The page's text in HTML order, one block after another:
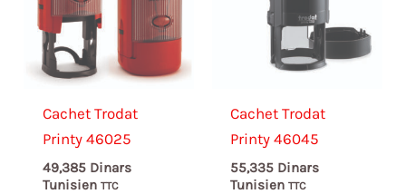
Cachet Trodat
Printy 46025
49,385 Dinars
Tunisien TTC
Cachet Trodat
Printy 46045
55,335 Dinars
Tunisien TTC